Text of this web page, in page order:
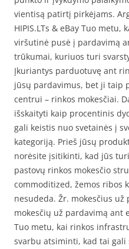
vientisą patirtį pirkėjams.
HIPIS.LTs & eBay Tuo metu,
viršutinė pusė į pardavimą
trūkumai, kuriuos turi
Įkuriantys parduotuvę ant
jūsų pardavimus, bet ji taip
centrui – rinkos mokesčiai.
išskaityti kaip procentinis
gali keistis nuo svetainės į
kategoriją. Prieš jūsų
norėsite įsitikinti, kad jūs
pastovų rinkos mokesčio
commoditized, žemos ribos
nesudeda. Žr. mokesčius už
mokesčių už pardavimą ant
Tuo metu, kai rinkos
svarbu atsiminti, kad tai gali